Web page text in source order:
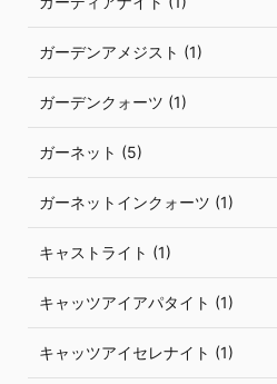
ガーデンアメジスト (1)
ガーデンクォーツ (1)
ガーネット (5)
ガーネットインクォーツ (1)
キャストライト (1)
キャッツアイアパタイト (1)
キャッツアイセレナイト (1)